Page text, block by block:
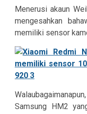
Menerusi akaun
mengesahkan
memiliki sensor
Samsung HM2